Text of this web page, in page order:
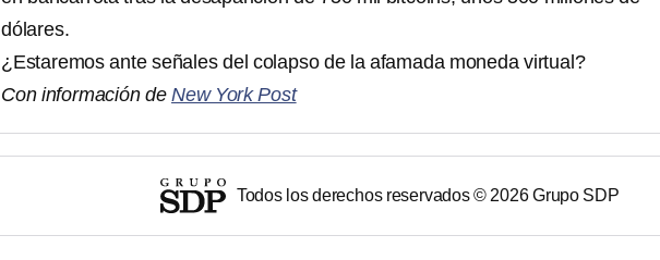
dólares.
¿Estaremos ante señales del colapso de la afamada moneda virtual?
Con información deNew York Post
Todos los derechos reservados © 2026Grupo SDP